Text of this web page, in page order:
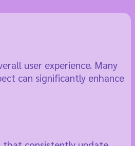
user experience. Many
can significantly enhance